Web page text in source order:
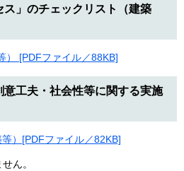
」のチェックリスト（建築
[PDFファイル／88KB]
工夫・社会性等に関する実施
）[PDFファイル／82KB]
ん。